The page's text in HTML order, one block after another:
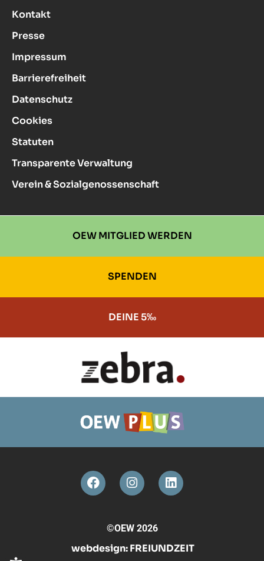
Kontakt
Presse
Impressum
Barrierefreiheit
Datenschutz
Cookies
Statuten
Transparente Verwaltung
Verein & Sozialgenossenschaft
OEW MITGLIED WERDEN
SPENDEN
DEINE 5‰
©OEW 2026
webdesign:FREIUNDZEIT